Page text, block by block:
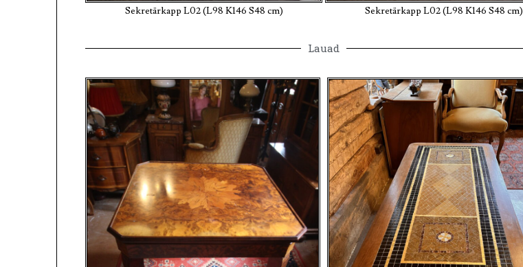
Sekretärkapp L02 (L98 K146 S48 cm) Sekretärkapp L02 (L98 K146 S48 cm)
Lauad